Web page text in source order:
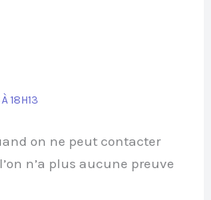
18H13
on ne peut contacter
n’a plus aucune preuve